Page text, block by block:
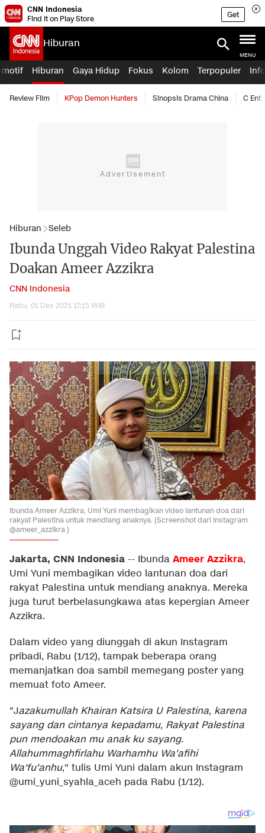
CNN Indonesia
Find it on Play Store
Get
Hiburan
MENU
Hiburan Gaya Hidup Fokus Kolom Terpopuler
Review Film KPop Demon Hunters Sinopsis Drama China C Ent
Hiburan Seleb
Ibunda Unggah Video Rakyat Palestina
Doakan Ameer Azzikra
CNN Indonesia
Rabu, 01 Des 2021 17:15 WIB
Ibunda Ameer Azzikra, Umi Yuni membagikan video lantunan doa dari
rakyat Palestina untuk mendiang anaknya. (Screenshot dari Instagram
@ameer_azzikra )
Jakarta, CNN Indonesia -- Ibunda Ameer Azzikra,
Umi Yuni membagikan video lantunan doa dari
rakyat Palestina untuk mendiang anaknya. Mereka
juga turut berbelasungkawa atas kepergian Ameer
Azzikra.
Dalam video yang diunggah di akun Instagram
pribadi, Rabu (1/12), tampak beberapa orang
memanjatkan doa sambil memegang poster yang
memuat foto Ameer.
"JazakumullahKhairan Katsira U Palestina, karena
sayang dan cintanya kepadamu, Rakyat Palestina
pun mendoakan mu anak ku sayang.
Allahummaghfirlahu Warhamhu Wa'afihi
Wa'fu'anhu," tulis Umi Yuni dalam akun Instagram
@umi_yuni_syahla_aceh pada Rabu (1/12).